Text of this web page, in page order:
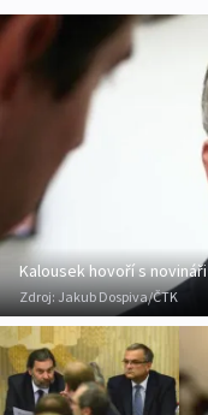
Kalousek hovoří s novináři
Zdroj:Jakub Dospiva/ČTK